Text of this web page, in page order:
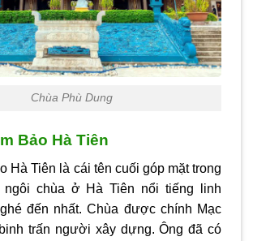
Chùa Phù Dung
Bảo Hà Tiên
Hà Tiên là cái tên cuối góp mặt trong
ngôi chùa ở Hà Tiên nổi tiếng linh
đến nhất. Chùa được chính Mạc
trấn người xây dựng. Ông đã có